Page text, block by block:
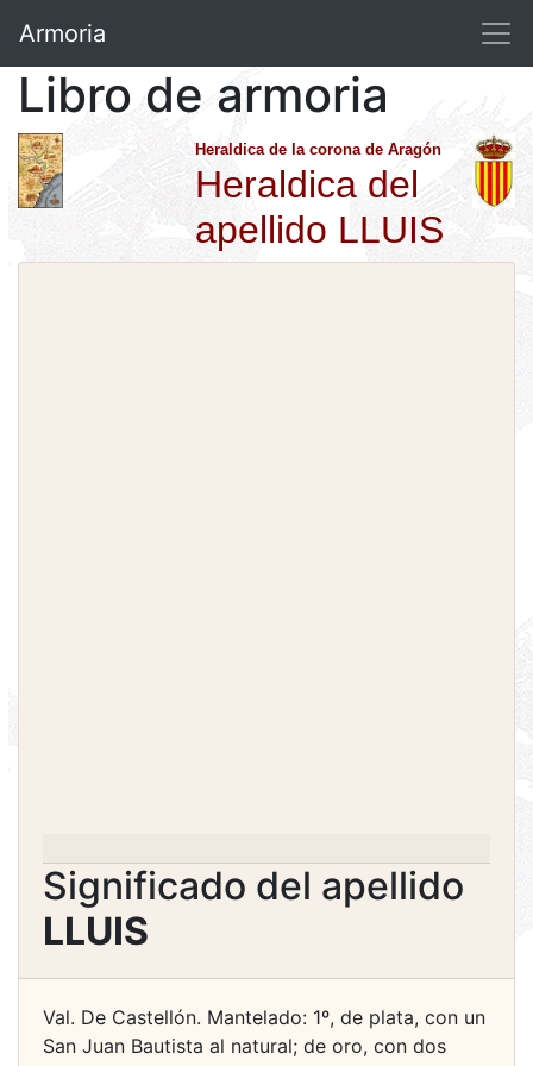
Armoria
Libro de armoria
Heraldica de la corona de Aragón
Heraldica del
apellido LLUIS
Significado del apellido
LLUIS
Val. De Castellón. Mantelado: 1º, de plata, con un
San Juan Bautista al natural; de oro, con dos